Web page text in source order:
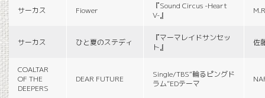
サーカス Fiower
『Sound Circus -Heart
V-』
サーカス ひと夏のステディ
『マーマレイドサンセッ
ト』
佐
COALTAR
OF THE
DEEPERS
DEAR FUTURE
Single/TBS“輪るピングド
ラム”EDテーマ